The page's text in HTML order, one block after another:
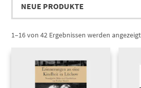
1–16 von 42 Ergebnissen werden angezeigt